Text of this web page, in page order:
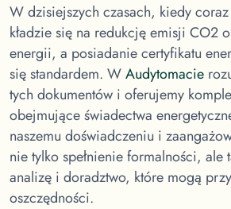
W dzisiejszych czasach, kiedy
kładzie się na redukcję emisji CO2
energii, a posiadanie certyfikatu
się standardem. WAudytomacie
tych dokumentów i oferujemy
obejmujące świadectwa
naszemu doświadczeniu i
nie tylko spełnienie formalności, ale
analizę i doradztwo, które mogą
oszczędności.